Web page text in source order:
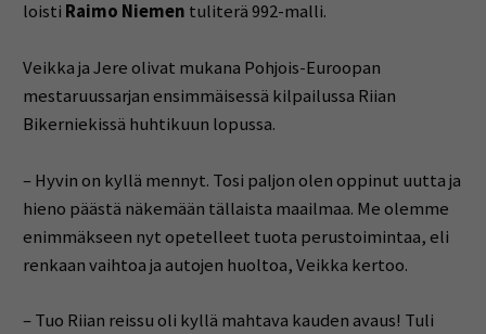
loisti Raimo Niemen tuliterä 992-malli.
Veikka ja Jere olivat mukana Pohjois-Euroopan
mestaruussarjan ensimmäisessä kilpailussa Riian
Bikerniekissä huhtikuun lopussa.
– Hyvin on kyllä mennyt. Tosi paljon olen oppinut uutta ja
hieno päästä näkemään tällaista maailmaa. Me olemme
enimmäkseen nyt opetelleet tuota perustoimintaa, eli
renkaan vaihtoa ja autojen huoltoa, Veikka kertoo.
– Tuo Riian reissu oli kyllä mahtava kauden avaus! Tuli